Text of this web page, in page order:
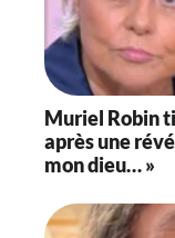
Muriel Robin
après une
mon dieu… »